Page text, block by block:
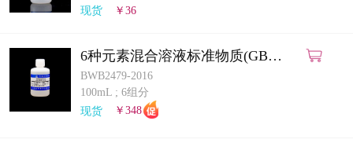
现货
￥36
6种元素混合溶液标准物质(GB
5009.268-2025)(ICP-MS法)
BWB2479-2016
100mL ; 6组分
现货
￥348